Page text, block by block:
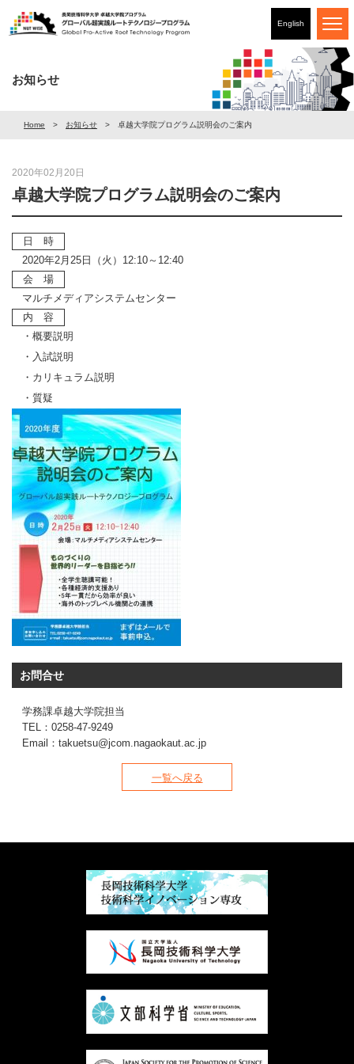
English
お知らせ
Home お知らせ 卓越大学院プログラム説明会のご案内
2020年02月20日
卓越大学院プログラム説明会のご案内
日 時
2020年2月25日（火）12:10～12:40
会 場
マルチメディアシステムセンター
内 容
・概要説明
・入試説明
・カリキュラム説明
・質疑
お問合せ
学務課卓越大学院担当
TEL：0258-47-9249
Email： takuetsu jcom.nagaokaut.ac.jp
一覧へ戻る